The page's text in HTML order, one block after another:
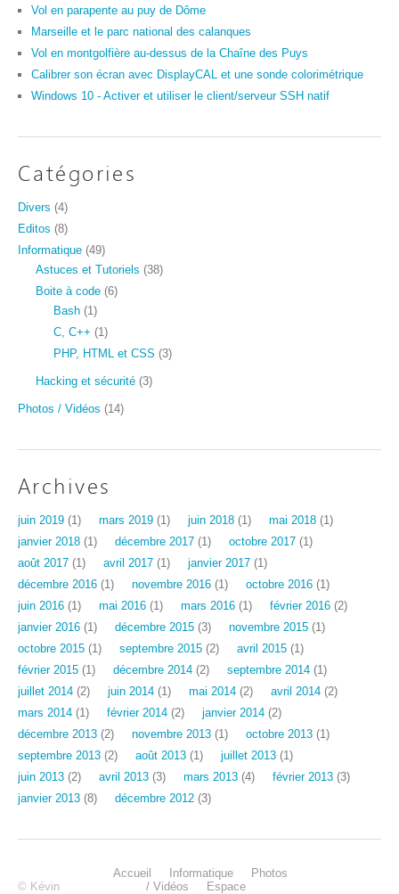
Vol en parapente au puy de Dôme
Marseille et le parc national des calanques
Vol en montgolfière au-dessus de la Chaîne des Puys
Calibrer son écran avec DisplayCAL et une sonde colorimétrique
Windows 10 - Activer et utiliser le client/serveur SSH natif
Catégories
Divers (4)
Editos (8)
Informatique (49)
Astuces et Tutoriels (38)
Boite à code (6)
Bash (1)
C, C++ (1)
PHP, HTML et CSS (3)
Hacking et sécurité (3)
Photos / Vidéos (14)
Archives
juin 2019 (1) mars 2019 (1) juin 2018 (1) mai 2018 (1)
janvier 2018 (1) décembre 2017 (1) octobre 2017 (1)
août 2017 (1) avril 2017 (1) janvier 2017 (1)
décembre 2016 (1) novembre 2016 (1) octobre 2016 (1)
juin 2016 (1) mai 2016 (1) mars 2016 (1) février 2016 (2)
janvier 2016 (1) décembre 2015 (3) novembre 2015 (1)
octobre 2015 (1) septembre 2015 (2) avril 2015 (1)
février 2015 (1) décembre 2014 (2) septembre 2014 (1)
juillet 2014 (2) juin 2014 (1) mai 2014 (2) avril 2014 (2)
mars 2014 (1) février 2014 (2) janvier 2014 (2)
décembre 2013 (2) novembre 2013 (1) octobre 2013 (1)
septembre 2013 (2) août 2013 (1) juillet 2013 (1)
juin 2013 (2) avril 2013 (3) mars 2013 (4) février 2013 (3)
janvier 2013 (8) décembre 2012 (3)
© Kévin
Accueil Informatique
Photos
/ Vidéos
Espace